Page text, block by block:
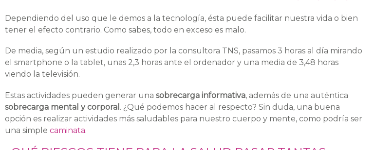
Dependiendo del uso que le demos a la tecnología, ésta puede facilitar nuestra vida o bien
tener el efecto contrario. Como sabes, todo en exceso es malo.
De media, según un estudio realizado por la consultora TNS, pasamos 3 horas al día mirando
el smartphone o la tablet, unas 2,3 horas ante el ordenador y una media de 3,48 horas
viendo la televisión.
Estas actividades pueden generar una sobrecarga informativa, además de una auténtica
sobrecarga mental y corporal . ¿Qué podemos hacer al respecto? Sin duda, una buena
opción es realizar actividades más saludables para nuestro cuerpo y mente, como podría ser
una simple caminata.